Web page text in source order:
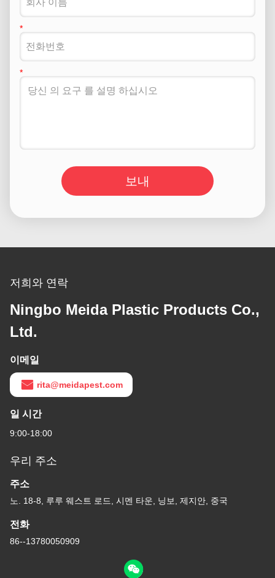
보내
저희와 연락
Ningbo Meida Plastic Products Co.,
Ltd.
이메일
rita@meidapest.com
일 시간
9:00-18:00
우리 주소
주소
노. 18-8, 루루 웨스트 로드, 시멘 타운, 닝보, 제지안, 중국
전화
86--13780050909